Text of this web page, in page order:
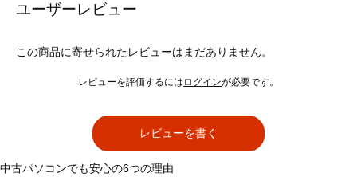
ユーザーレビュー
この商品に寄せられたレビューはまだありません。
レビューを評価するには ログインが必要です。
レビューを書く
中古パソコンでも安心の6つの理由